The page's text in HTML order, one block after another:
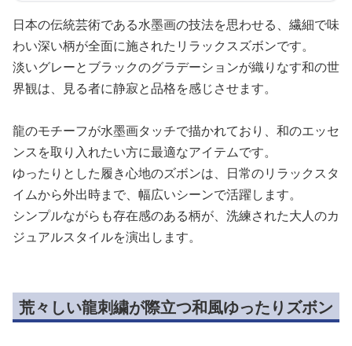
日本の伝統芸術である水墨画の技法を思わせる、繊細で味
わい深い柄が全面に施されたリラックスズボンです。
淡いグレーとブラックのグラデーションが織りなす和の世
界観は、見る者に静寂と品格を感じさせます。
龍のモチーフが水墨画タッチで描かれており、和のエッセ
ンスを取り入れたい方に最適なアイテムです。
ゆったりとした履き心地のズボンは、日常のリラックスタ
イムから外出時まで、幅広いシーンで活躍します。
シンプルながらも存在感のある柄が、洗練された大人のカ
ジュアルスタイルを演出します。
荒々しい龍刺繍が際立つ和風ゆったりズボン